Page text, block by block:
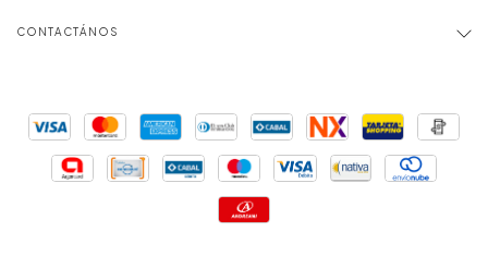
CONTACTÁNOS